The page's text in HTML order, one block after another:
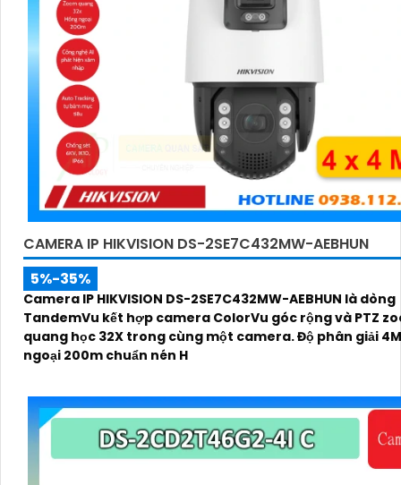
CAMERA IP HIKVISION DS-2SE7C432MW-AEBHUN
5%-35%
Camera IP HIKVISION DS-2SE7C432MW-AEBHUN là dòng
TandemVu kết hợp camera ColorVu góc rộng và PTZ
quang học 32X trong cùng một camera. Độ phân giải
ngoại 200m chuẩn nén H